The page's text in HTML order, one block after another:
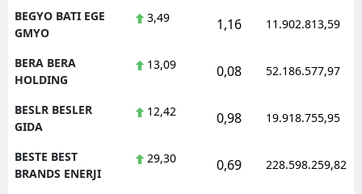
BEGYO BATI EGE
GMYO
3,49 1,16 11.902.813,59
BERA BERA
HOLDING
13,09 0,08 52.186.577,97
BESLR BESLER
GIDA
12,42 0,98 19.918.755,95
BESTE BEST
BRANDS ENERJI
29,30 0,69 228.598.259,82